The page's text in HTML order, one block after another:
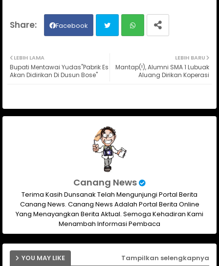
Facebook
ter ats
LEBIH BARU
Mantap(!), Alumni SMA 1 Lubuak
Aluang Dirikan Koperasi
LEBIH LAMA
Bupati Mentawai Yudas"Pabrik Es
Akan Didirikan Di Dusun Bose"
Canang News
Terima Kasih Dunsanak Telah Mengunjungi Portal Berita
Canang News. Canang News Adalah Portal Berita Online
Yang Menayangkan Berita Aktual. Semoga Kehadiran Kami
Menambah Informasi Pembaca
YOU MAY LIKE Tampilkan selengkapnya